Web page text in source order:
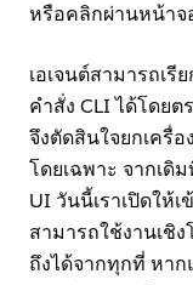
หรือคลิกผ่านหน้าจ
เอเจนต์สามารถเรี
คำสั่ง CLI ได้โดยต
จึงตัดสินใจยกเครื่อ
โดยเฉพาะ จากเดิ
UI วันนี้เราเปิดให้
สามารถใช้งานเชิ
ถึงได้จากทุกที่ หา